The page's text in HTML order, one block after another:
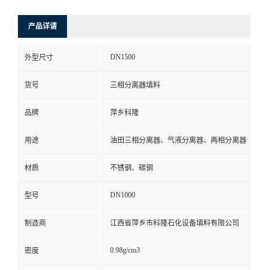
方
产品详请
外型尺寸 DN1500
货号 三相分离器填料
品牌 萍乡科隆
用途 油田三相分离器、气液分离器、两相分离器
材质 不锈钢、碳钢
型号 DN1000
制造商 江西省萍乡市科隆石化设备填料有限公司
密度 0.98g/cm3